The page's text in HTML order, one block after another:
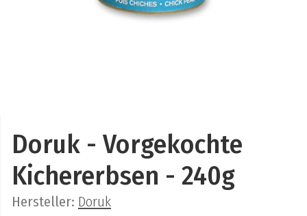
Doruk - Vorgekochte
Kichererbsen - 240g
Hersteller: Doruk